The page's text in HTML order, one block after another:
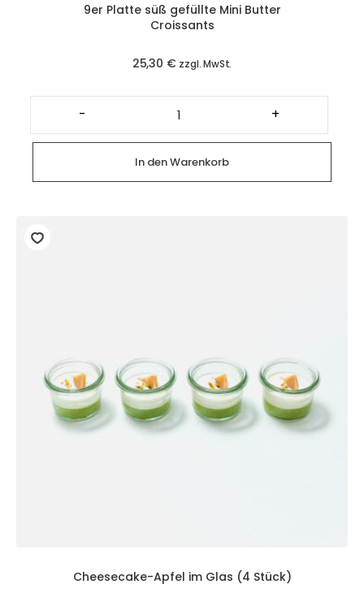
9er Platte süß gefüllte Mini Butter
Croissants
25,30 € zzgl. MwSt.
-
9er
Platte
süß
gefüllte
Mini
Butter
Croissants
Menge
+
In den Warenkorb
Cheesecake-Apfel im Glas (4 Stück)